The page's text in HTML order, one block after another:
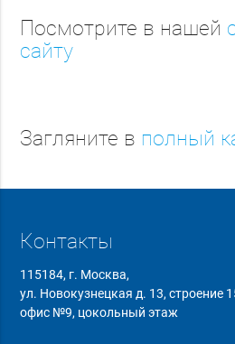
Посмотрите в нашей
сайту
Загляните в полный
Контакты
115184, г. Москва,
ул. Новокузнецкая д. 13, строение
офис №9, цокольный этаж